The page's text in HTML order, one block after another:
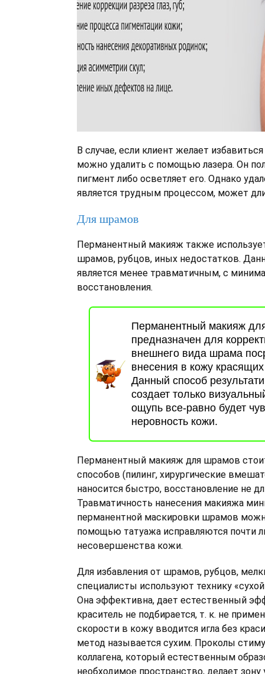
В случае, если клиент желает
можно удалить с помощью лазера. Он
пигмент либо осветляет его. Однако
является трудным процессом, может
Для шрамов
Перманентный макияж также
шрамов, рубцов, иных недостатков.
является менее травматичным, с
восстановления.
Перманентный макияж
предназначен для
внешнего вида шрама
внесения в кожу
Данный способ
создает только
ощупь все-равно будет
неровность кожи.
Перманентный макияж для шрамов
способов (пилинг, хирургические
наносится быстро, восстановление не
Травматичность нанесения макияжа
перманентной маскировки шрамов
помощью татуажа исправляются почти
несовершенства кожи.
Для избавления от шрамов, рубцов,
специалисты используют технику
Она эффективна, дает естественный
краситель не подбирается, т. к. не
скорости в кожу вводится игла без
метод называется сухим. Проколы
коллагена, который естественным
необходимое пространство, делает